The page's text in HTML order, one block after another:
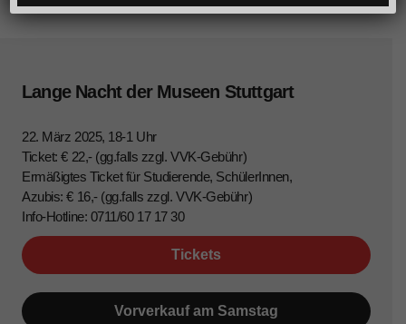
Lange Nacht der Museen Stuttgart
22. März 2025, 18-1 Uhr
Ticket: € 22,- (gg.falls zzgl. VVK-Gebühr)
Ermäßigtes Ticket für Studierende, SchülerInnen,
Azubis: € 16,- (gg.falls zzgl. VVK-Gebühr)
Info-Hotline: 0711/60 17 17 30
Tickets
Vorverkauf am Samstag